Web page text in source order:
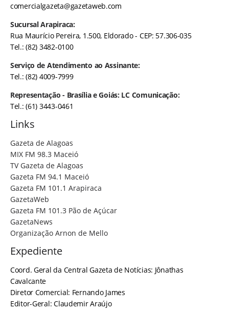
comercialgazeta@gazetaweb.com
Sucursal Arapiraca:
Rua Maurício Pereira, 1.500, Eldorado - CEP: 57.306-035
Tel.: (82) 3482-0100
Serviço de Atendimento ao Assinante:
Tel.: (82) 4009-7999
Representação - Brasília e Goiás: LC Comunicação:
Tel.: (61) 3443-0461
Links
Gazeta de Alagoas
MIX FM 98.3 Maceió
TV Gazeta de Alagoas
Gazeta FM 94.1 Maceió
Gazeta FM 101.1 Arapiraca
GazetaWeb
Gazeta FM 101.3 Pão de Açúcar
GazetaNews
Organização Arnon de Mello
Expediente
Coord. Geral da Central Gazeta de Notícias: Jônathas
Cavalcante
Diretor Comercial: Fernando James
Editor-Geral: Claudemir Araújo